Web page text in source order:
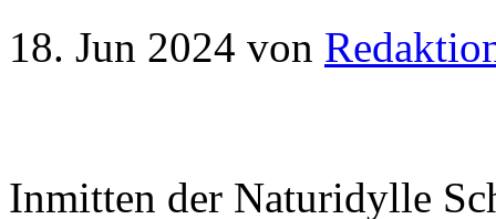
18. Jun 2024 von
Inmitten der Naturidylle